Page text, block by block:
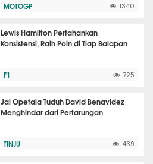
MOTOGP 1340
Lewis Hamilton Pertahankan
Konsistensi, Raih Poin di Tiap Balapan
F1 725
Jai Opetaia Tuduh David Benavidez
Menghindar dari Pertarungan
TINJU 439